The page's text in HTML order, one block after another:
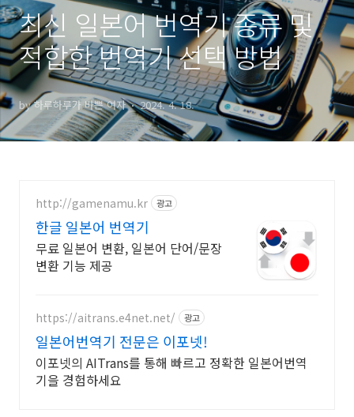
최신 일본어 번역기 종류 및
적합한 번역기 선택 방법
by 하루하루가 바쁜 여자 2024. 4. 18.
http://gamenamu.kr 광고
한글 일본어 번역기
무료 일본어 변환, 일본어 단어/문장
변환 기능 제공
https://aitrans.e4net.net/ 광고
일본어번역기 전문은 이포넷!
이포넷의 AITrans를 통해 빠르고 정확한 일본어번역
기을 경험하세요